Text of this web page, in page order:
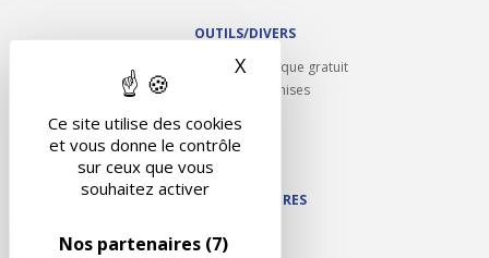
Ce site utilise des cookies
et vous donne le contrôle
sur ceux que vous
souhaitez activer
Nos partenaires (7)
X Masquer le bandeau des
OUTILS/DIVERS
Rappel contrôle technique gratuit
Partenariats/Remises
Contact
NOS PARTENAIRES
Autodidact